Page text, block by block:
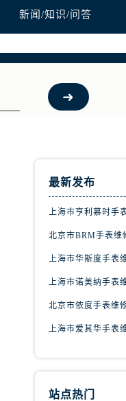
新闻/知识/问答
最新发布
站点热门